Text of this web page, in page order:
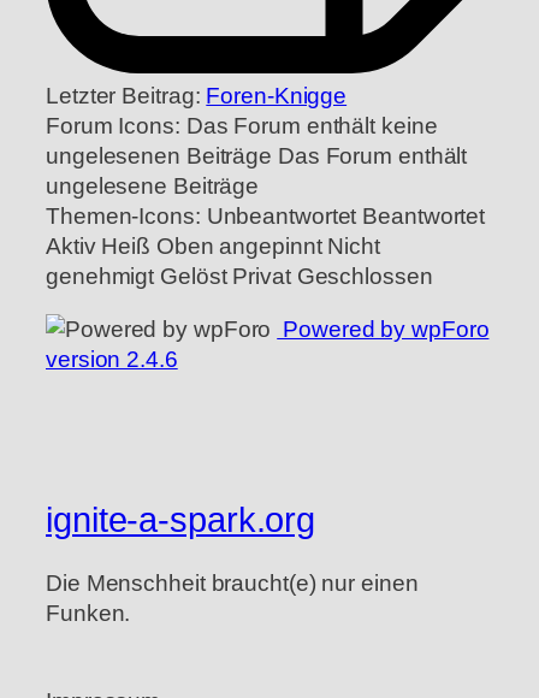
Letzter Beitrag: Foren-Knigge
Forum Icons: Das Forum enthält keine
ungelesenen Beiträge Das Forum enthält
ungelesene Beiträge
Themen-Icons: Unbeantwortet Beantwortet
Aktiv Heiß Oben angepinnt Nicht
genehmigt Gelöst Privat Geschlossen
Powered by wpForo
version 2.4.6
ignite-a-spark.org
Die Menschheit braucht(e) nur einen
Funken.